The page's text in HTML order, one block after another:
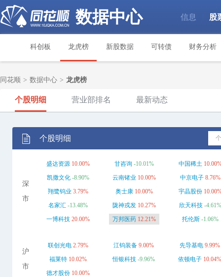
数据中心 信息 股
科创板 龙虎榜 新股数据 可转债 财务分析
同花顺 > 数据中心 > 龙虎榜
个股明细 营业部排名 最新动态
个股明细
深
市
盛达资源 10.00% 甘咨询 -10.01% 中国稀土
凯撒文化 -8.90% 云南锗业 10.00% 中京电子 8.76%
翔鹭钨业 3.79% 奥士康 10.00% 宇晶股份
名家汇 -13.48% 陇神戎发 10.27% 欣天科技 -4.61%
一博科技 20.00% 万邦医药 12.21% 托伦斯 -1.06%
沪
市
联创光电 2.79% 江钨装备 9.00% 先导基电 9.99%
福莱特 10.02% 恒银科技 -9.96% 依顿电子 10.04%
德才股份 10.00%